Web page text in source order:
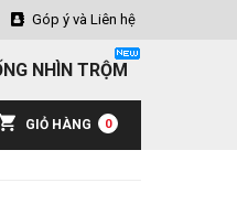
Góp ý và Liên hệ
NHÌN TRỘM
GIỎ HÀNG 0